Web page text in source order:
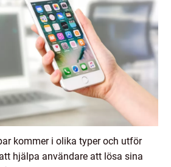
kommer i olika typer och utför
hjälpa användare att lösa sina